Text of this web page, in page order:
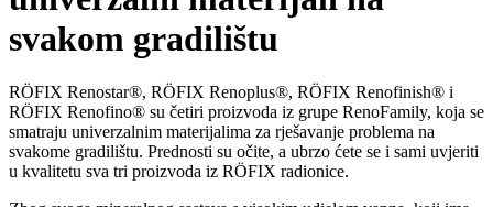
svakom gradilištu
RÖFIX Renostar®, RÖFIX Renoplus®, RÖFIX Renofinish® i
RÖFIX Renofino® su četiri proizvoda iz grupe RenoFamily, koja se
smatraju univerzalnim materijalima za rješavanje problema na
svakome gradilištu. Prednosti su očite, a ubrzo ćete se i sami uvjeriti
u kvalitetu sva tri proizvoda iz RÖFIX radionice.